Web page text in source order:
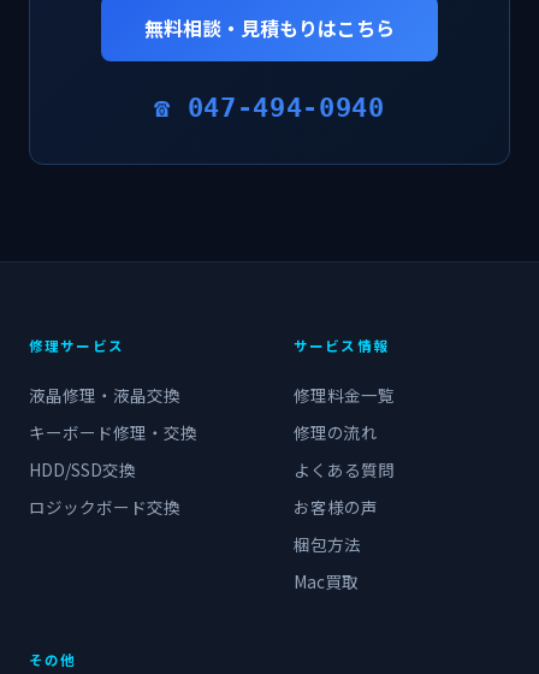
無料相談・見積もりはこちら
☎ 047-494-0940
修理サービス
液晶修理・液晶交換
キーボード修理・交換
HDD/SSD交換
ロジックボード交換
サービス情報
修理料金一覧
修理の流れ
よくある質問
お客様の声
梱包方法
Mac買取
その他